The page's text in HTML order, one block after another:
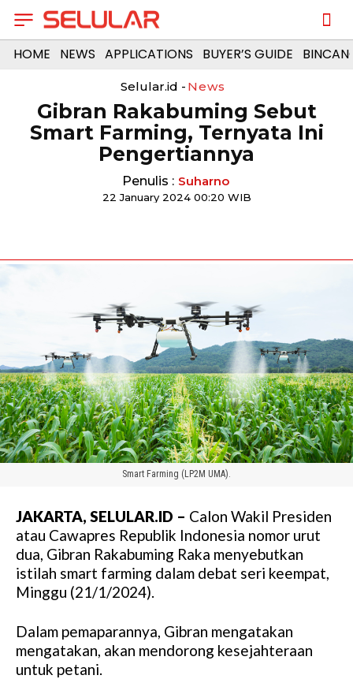
HOME NEWS APPLICATIONS BUYER’S GUIDE
Selular.id - News
Gibran Rakabuming Sebut
Smart Farming, Ternyata Ini
Pengertiannya
Penulis : Suharno
22 January 2024 00:20 WIB
Smart Farming (LP2M UMA).
JAKARTA, SELULAR.ID – Calon Wakil Presiden
atau Cawapres Republik Indonesia nomor urut
dua, Gibran Rakabuming Raka menyebutkan
istilah smart farming dalam debat seri keempat,
Minggu (21/1/2024).
Dalam pemaparannya, Gibran mengatakan
mengatakan, akan mendorong kesejahteraan
untuk petani.